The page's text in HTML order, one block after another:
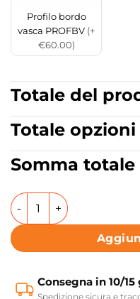
Profilo bordo
vasca PROFBV (+
€60.00)
Totale del
Totale opzioni
Somma totale
Vasca da bagno
Consegna in 10/
Spedizione sicura e